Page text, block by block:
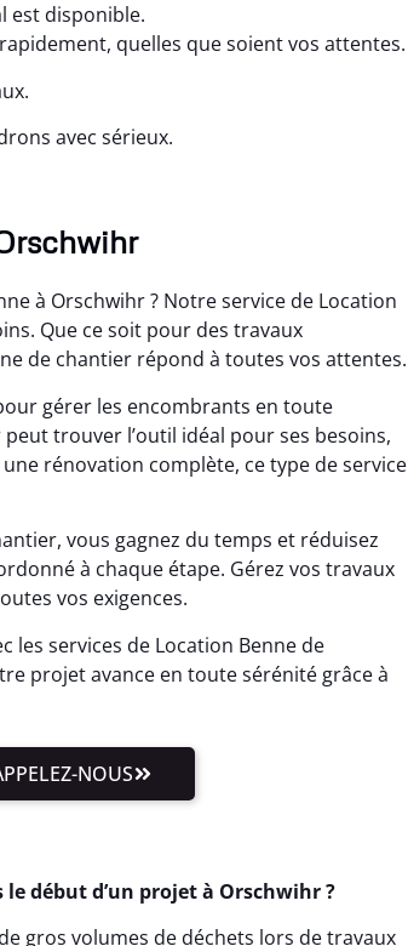
est disponible.
quelles que soient vos attentes.
avec sérieux.
à Orschwihr ? Notre service de Location
Que ce soit pour des travaux
de chantier répond à toutes vos attentes.
gérer les encombrants en toute
trouver l’outil idéal pour ses besoins,
rénovation complète, ce type de service
vous gagnez du temps et réduisez
à chaque étape. Gérez vos travaux
vos exigences.
les services de Location Benne de
projet avance en toute sérénité grâce à
NOUS
début d’un projet à Orschwihr ?
gros volumes de déchets lors de travaux